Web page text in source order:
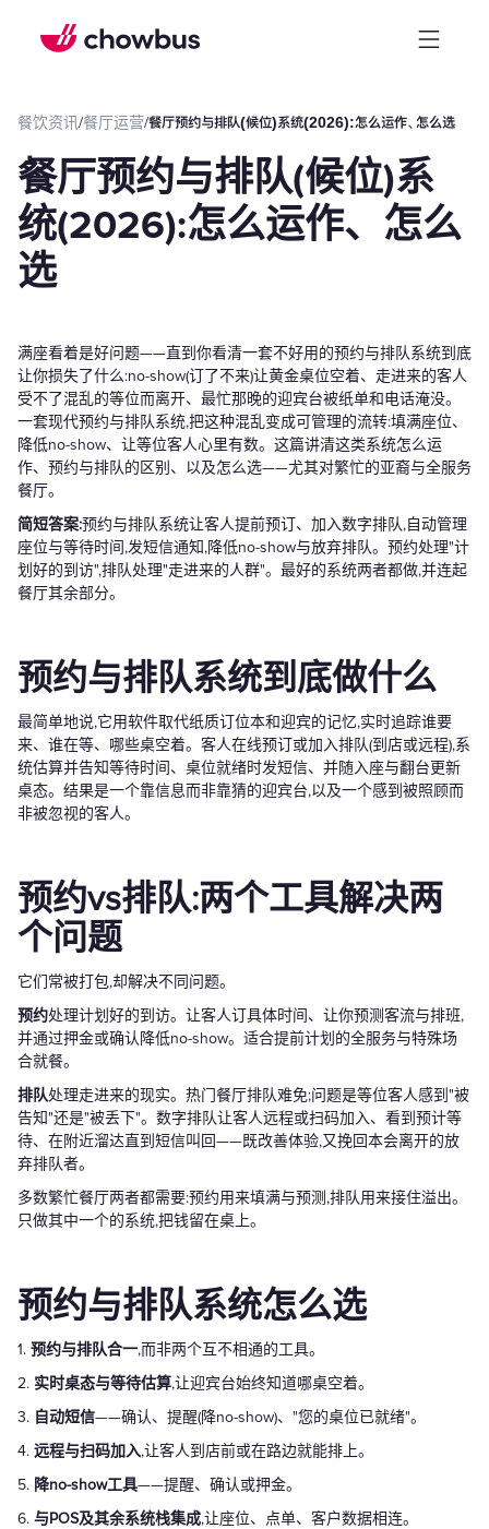
餐饮资讯/餐厅运营/餐厅预约与排队(候位)系统(2026):怎么运作、怎么选
餐厅预约与排队(候位)系
统(2026):怎么运作、怎么
选
满座看着是好问题——直到你看清一套不好用的预约与排队系统到底
让你损失了什么:no-show(订了不来)让黄金桌位空着、走进来的客人
受不了混乱的等位而离开、最忙那晚的迎宾台被纸单和电话淹没。
一套现代预约与排队系统,把这种混乱变成可管理的流转:填满座位、
降低no-show、让等位客人心里有数。这篇讲清这类系统怎么运
作、预约与排队的区别、以及怎么选——尤其对繁忙的亚裔与全服务
餐厅。
简短答案:预约与排队系统让客人提前预订、加入数字排队,自动管理
座位与等待时间,发短信通知,降低no-show与放弃排队。预约处理"计
划好的到访",排队处理"走进来的人群"。最好的系统两者都做,并连起
餐厅其余部分。
预约与排队系统到底做什么
最简单地说,它用软件取代纸质订位本和迎宾的记忆,实时追踪谁要
来、谁在等、哪些桌空着。客人在线预订或加入排队(到店或远程),系
统估算并告知等待时间、桌位就绪时发短信、并随入座与翻台更新
桌态。结果是一个靠信息而非靠猜的迎宾台,以及一个感到被照顾而
非被忽视的客人。
预约vs排队:两个工具解决两
个问题
它们常被打包,却解决不同问题。
预约处理计划好的到访。让客人订具体时间、让你预测客流与排班,
并通过押金或确认降低no-show。适合提前计划的全服务与特殊场
合就餐。
排队处理走进来的现实。热门餐厅排队难免;问题是等位客人感到"被
告知"还是"被丢下"。数字排队让客人远程或扫码加入、看到预计等
待、在附近溜达直到短信叫回——既改善体验,又挽回本会离开的放
弃排队者。
多数繁忙餐厅两者都需要:预约用来填满与预测,排队用来接住溢出。
只做其中一个的系统,把钱留在桌上。
预约与排队系统怎么选
1. 预约与排队合一,而非两个互不相通的工具。
2. 实时桌态与等待估算,让迎宾台始终知道哪桌空着。
3. 自动短信——确认、提醒(降no-show)、"您的桌位已就绪"。
4. 远程与扫码加入,让客人到店前或在路边就能排上。
5. 降no-show工具——提醒、确认或押金。
6. 与POS及其余系统栈集成,让座位、点单、客户数据相连。